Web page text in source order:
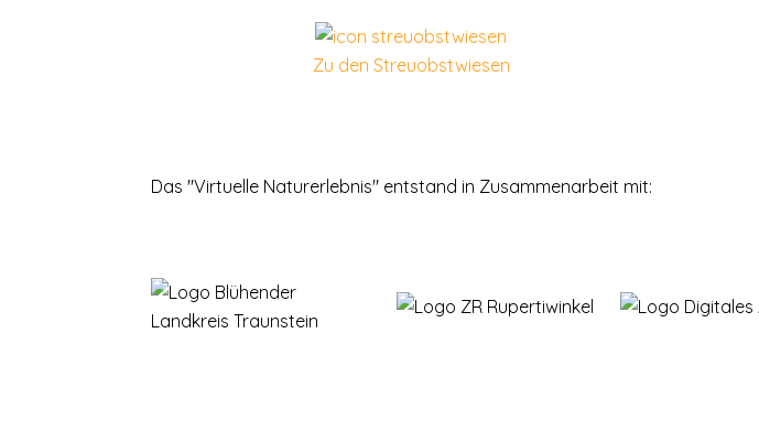
Zu den Streuobstwiesen
Das "Virtuelle Naturerlebnis" entstand in Zusammenarbeit mit: